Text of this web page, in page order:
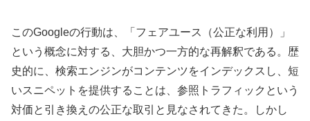
このGoogleの行動は、「フェアユース（公正な利用）」
という概念に対する、大胆かつ一方的な再解釈である。歴
史的に、検索エンジンがコンテンツをインデックスし、短
いスニペットを提供することは、参照トラフィックという
対価と引き換えの公正な取引と見なされてきた。しかし